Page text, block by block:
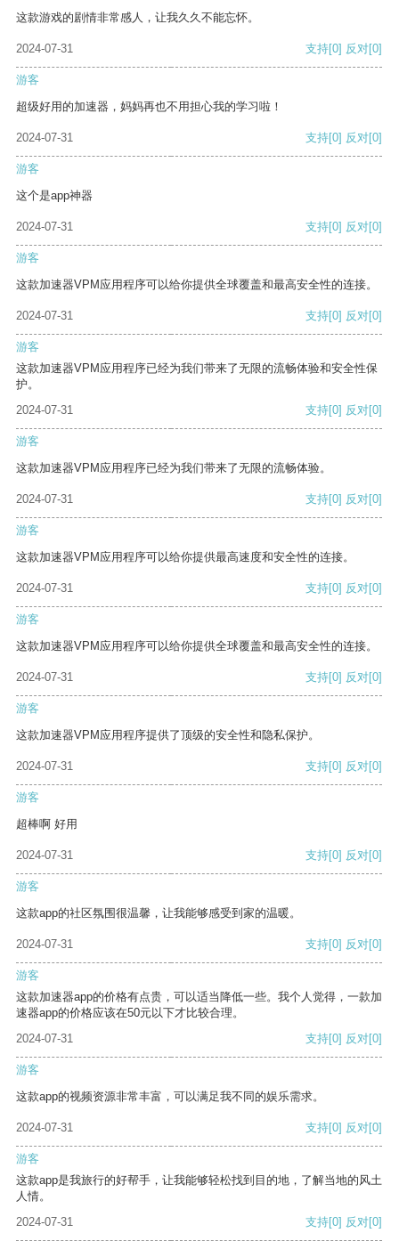
这款游戏的剧情非常感人，让我久久不能忘怀。
2024-07-31 支持[0] 反对[0]
游客
超级好用的加速器，妈妈再也不用担心我的学习啦！
2024-07-31 支持[0] 反对[0]
游客
这个是app神器
2024-07-31 支持[0] 反对[0]
游客
这款加速器VPM应用程序可以给你提供全球覆盖和最高安全性的连接。
2024-07-31 支持[0] 反对[0]
游客
这款加速器VPM应用程序已经为我们带来了无限的流畅体验和安全性保
护。
2024-07-31
支持[0] 反对[0]
游客
这款加速器VPM应用程序已经为我们带来了无限的流畅体验。
2024-07-31 支持[0] 反对[0]
游客
这款加速器VPM应用程序可以给你提供最高速度和安全性的连接。
2024-07-31 支持[0] 反对[0]
游客
这款加速器VPM应用程序可以给你提供全球覆盖和最高安全性的连接。
2024-07-31 支持[0] 反对[0]
游客
这款加速器VPM应用程序提供了顶级的安全性和隐私保护。
2024-07-31 支持[0] 反对[0]
游客
超棒啊 好用
2024-07-31 支持[0] 反对[0]
游客
这款app的社区氛围很温馨，让我能够感受到家的温暖。
2024-07-31 支持[0] 反对[0]
游客
这款加速器app的价格有点贵，可以适当降低一些。我个人觉得，一款加
速器app的价格应该在50元以下才比较合理。
2024-07-31
支持[0] 反对[0]
游客
这款app的视频资源非常丰富，可以满足我不同的娱乐需求。
2024-07-31 支持[0] 反对[0]
游客
这款app是我旅行的好帮手，让我能够轻松找到目的地，了解当地的风土
人情。
2024-07-31
支持[0] 反对[0]